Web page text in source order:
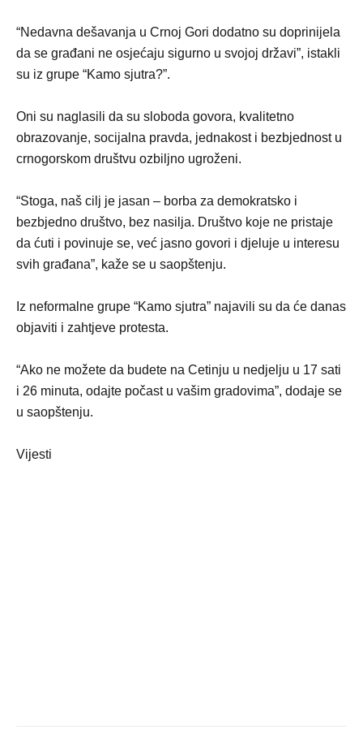
“Nedavna dešavanja u Crnoj Gori dodatno su doprinijela
da se građani ne osjećaju sigurno u svojoj državi”, istakli
su iz grupe “Kamo sjutra?”.
Oni su naglasili da su sloboda govora, kvalitetno
obrazovanje, socijalna pravda, jednakost i bezbjednost u
crnogorskom društvu ozbiljno ugroženi.
“Stoga, naš cilj je jasan – borba za demokratsko i
bezbjedno društvo, bez nasilja. Društvo koje ne pristaje
da ćuti i povinuje se, već jasno govori i djeluje u interesu
svih građana”, kaže se u saopštenju.
Iz neformalne grupe “Kamo sjutra” najavili su da će danas
objaviti i zahtjeve protesta.
“Ako ne možete da budete na Cetinju u nedjelju u 17 sati
i 26 minuta, odajte počast u vašim gradovima”, dodaje se
u saopštenju.
Vijesti